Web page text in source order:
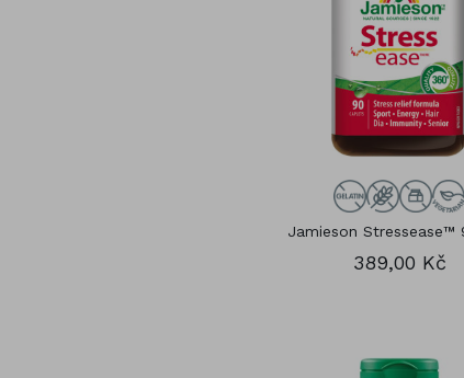
Jamieson Stressease™
389,00 Kč